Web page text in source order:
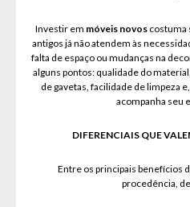
Investir em móveis novoscostuma
antigos já não atendem às
falta de espaço ou mudanças na
alguns pontos: qualidade do
de gavetas, facilidade de limpeza
acompanha seu
DIFERENCIAIS QUE
Entre os principais benefícios
procedência,